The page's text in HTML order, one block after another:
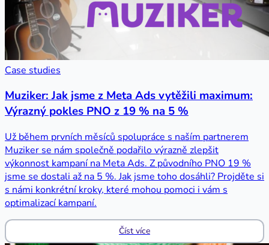
Case studies
Muziker: Jak jsme z Meta Ads vytěžili maximum:
Výrazný pokles PNO z 19 % na 5 %
Už během prvních měsíců spolupráce s naším partnerem
Muziker se nám společně podařilo výrazně zlepšit
výkonnost kampaní na Meta Ads. Z původního PNO 19 %
jsme se dostali až na 5 %. Jak jsme toho dosáhli? Projděte si
s námi konkrétní kroky, které mohou pomoci i vám s
optimalizací kampaní.
Číst více